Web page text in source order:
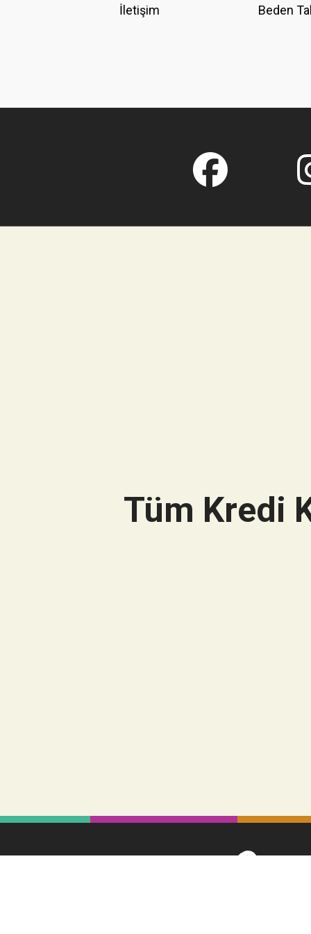
İletişim
Beden
Tüm Kredi